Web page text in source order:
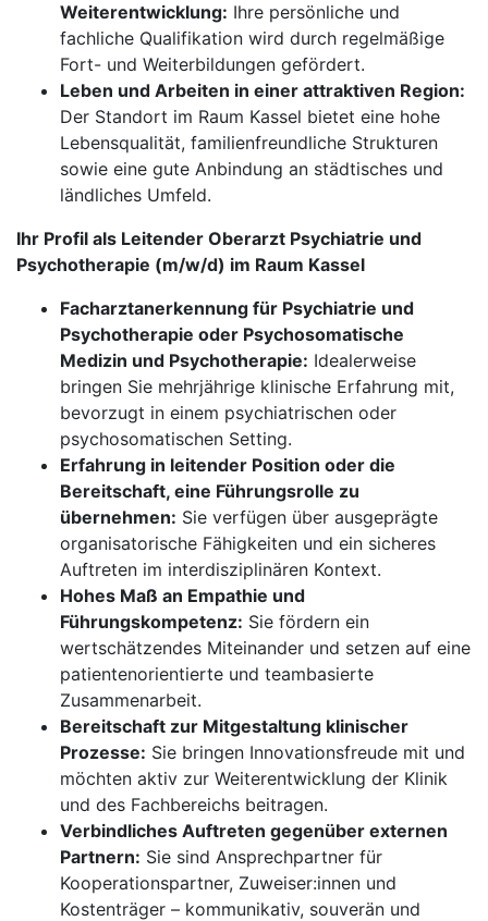
Weiterentwicklung: Ihre persönliche und
fachliche Qualifikation wird durch regelmäßige
Fort- und Weiterbildungen gefördert.
Leben und Arbeiten in einer attraktiven Region:
Der Standort im Raum Kassel bietet eine hohe
Lebensqualität, familienfreundliche Strukturen
sowie eine gute Anbindung an städtisches und
ländliches Umfeld.
Ihr Profil als Leitender Oberarzt Psychiatrie und
Psychotherapie (m/w/d) im Raum Kassel
Facharztanerkennung für Psychiatrie und
Psychotherapie oder Psychosomatische
Medizin und Psychotherapie: Idealerweise
bringen Sie mehrjährige klinische Erfahrung mit,
bevorzugt in einem psychiatrischen oder
psychosomatischen Setting.
Erfahrung in leitender Position oder die
Bereitschaft, eine Führungsrolle zu
übernehmen: Sie verfügen über ausgeprägte
organisatorische Fähigkeiten und ein sicheres
Auftreten im interdisziplinären Kontext.
Hohes Maß an Empathie und
Führungskompetenz: Sie fördern ein
wertschätzendes Miteinander und setzen auf eine
patientenorientierte und teambasierte
Zusammenarbeit.
Bereitschaft zur Mitgestaltung klinischer
Prozesse: Sie bringen Innovationsfreude mit und
möchten aktiv zur Weiterentwicklung der Klinik
und des Fachbereichs beitragen.
Verbindliches Auftreten gegenüber externen
Partnern: Sie sind Ansprechpartner für
Kooperationspartner, Zuweiser:innen und
Kostenträger – kommunikativ, souverän und